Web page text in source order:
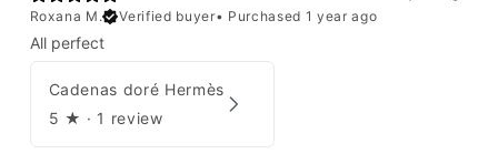
Roxana M.
Verified buyer• Purchased 1 year ago
All perfect
Cadenas doré Hermès
5 ★ · 1 review